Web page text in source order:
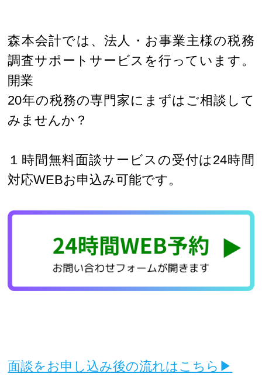
森本会計では、法人・お事業主様の税務
調査サポートサービスを行っています。
開業
20年の税務の専門家にまずはご相談して
みませんか？
１時間無料面談サービスの受付は24時間
対応WEBお申込み可能です。
面談をお申し込み後の流れはこちら▶